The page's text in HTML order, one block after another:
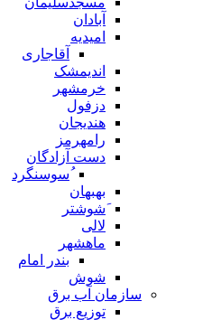
آبادان
امیدیه
آقاجاری
اندیمشک
خرمشهر
دزفول
هندیجان
رامهرمز
دست آزادگان
ُسوسنگرد
بهبهان
َشوشتر
لالی
ماهشهر
بندر امام
شوش
سازمان آب برق
توزیع برق